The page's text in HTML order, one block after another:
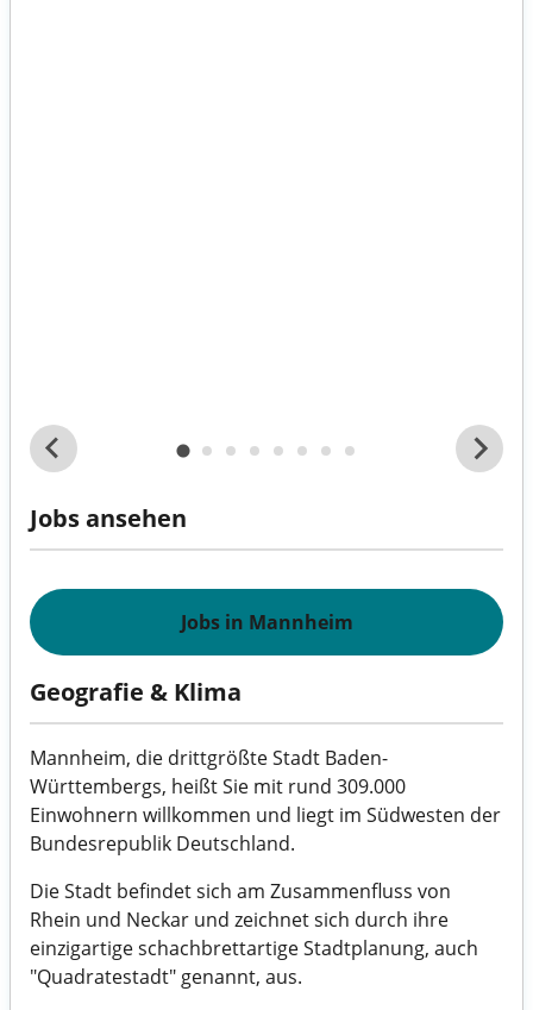
Jobs ansehen
Jobs in Mannheim
Geografie & Klima
Mannheim, die drittgrößte Stadt Baden-
Württembergs, heißt Sie mit rund 309.000
Einwohnern willkommen und liegt im Südwesten der
Bundesrepublik Deutschland.
Die Stadt befindet sich am Zusammenfluss von
Rhein und Neckar und zeichnet sich durch ihre
einzigartige schachbrettartige Stadtplanung, auch
"Quadratestadt" genannt, aus.